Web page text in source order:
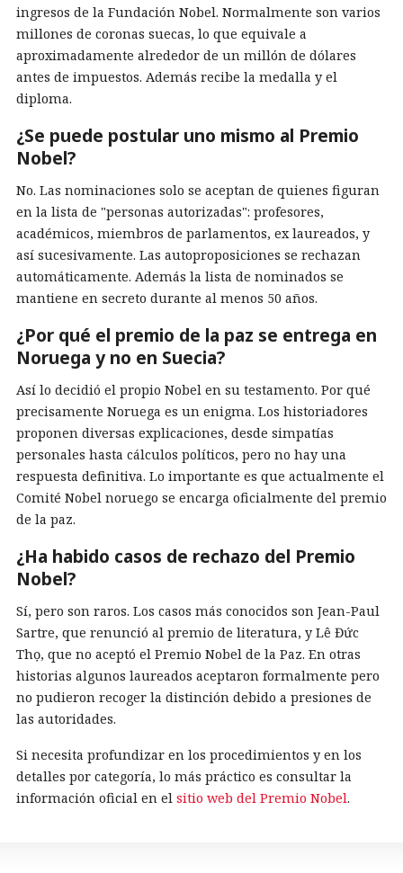
ingresos de la Fundación Nobel. Normalmente son varios
millones de coronas suecas, lo que equivale a
aproximadamente alrededor de un millón de dólares
antes de impuestos. Además recibe la medalla y el
diploma.
¿Se puede postular uno mismo al Premio
Nobel?
No. Las nominaciones solo se aceptan de quienes figuran
en la lista de "personas autorizadas": profesores,
académicos, miembros de parlamentos, ex laureados, y
así sucesivamente. Las autoproposiciones se rechazan
automáticamente. Además la lista de nominados se
mantiene en secreto durante al menos 50 años.
¿Por qué el premio de la paz se entrega en
Noruega y no en Suecia?
Así lo decidió el propio Nobel en su testamento. Por qué
precisamente Noruega es un enigma. Los historiadores
proponen diversas explicaciones, desde simpatías
personales hasta cálculos políticos, pero no hay una
respuesta definitiva. Lo importante es que actualmente el
Comité Nobel noruego se encarga oficialmente del premio
de la paz.
¿Ha habido casos de rechazo del Premio
Nobel?
Sí, pero son raros. Los casos más conocidos son Jean-Paul
Sartre, que renunció al premio de literatura, y Lê Đức
Thọ, que no aceptó el Premio Nobel de la Paz. En otras
historias algunos laureados aceptaron formalmente pero
no pudieron recoger la distinción debido a presiones de
las autoridades.
Si necesita profundizar en los procedimientos y en los
detalles por categoría, lo más práctico es consultar la
información oficial en el sitio web del Premio Nobel.